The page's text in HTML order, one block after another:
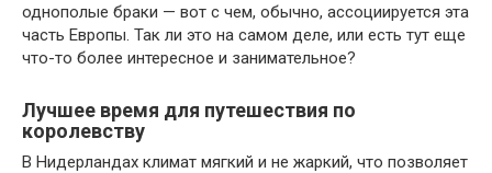
однополые браки — вот с чем, обычно, ассоциируется эта
часть Европы. Так ли это на самом деле, или есть тут еще
что-то более интересное и занимательное?
Лучшее время для путешествия по
королевству
В Нидерландах климат мягкий и не жаркий, что позволяет